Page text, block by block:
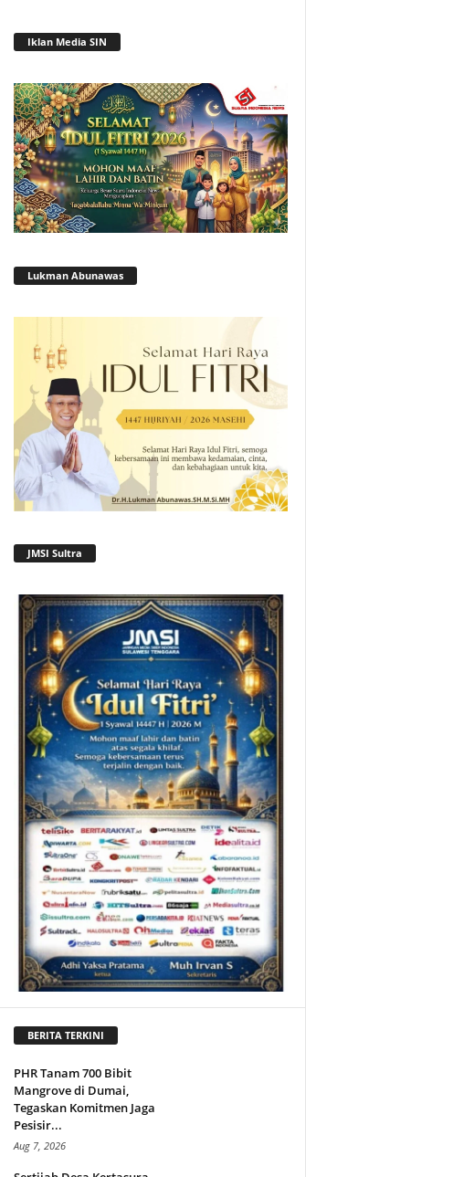
Iklan Media SIN
Lukman Abunawas
JMSI Sultra
BERITA TERKINI
PHR Tanam 700 Bibit
Mangrove di Dumai,
Tegaskan Komitmen Jaga
Pesisir...
Aug 7, 2026